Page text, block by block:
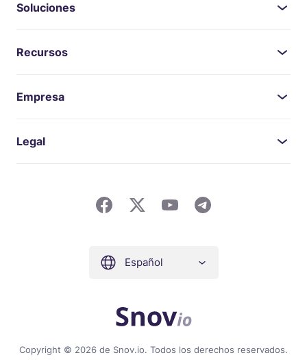
Soluciones
Recursos
Empresa
Legal
Copyright © 2026 de Snov.io. Todos los derechos reservados.
Español